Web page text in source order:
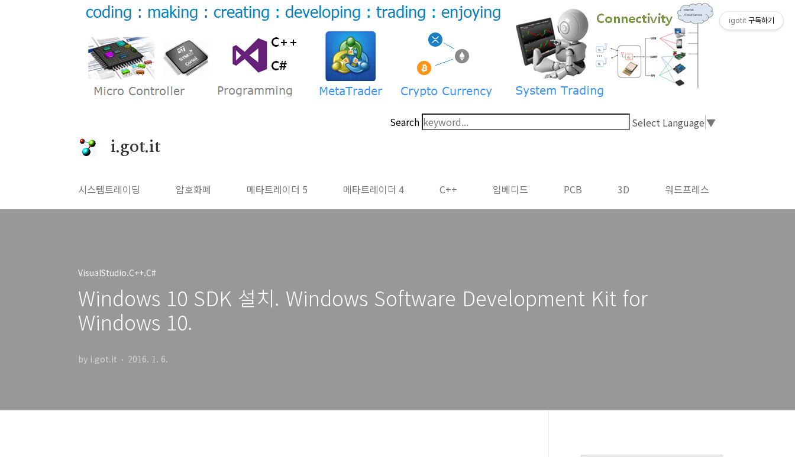
Search Select Language▼
i.got.it
시스템트레이딩 암호화폐 메타트레이더 5 메타트레이더 4 C++ 임베디드 PCB 3D 워드프레스
VisualStudio.C++.C#
Windows 10 SDK 설치. Windows Software Development Kit for
Windows 10.
by i.got.it 2016. 1. 6.
igotit 구독하기